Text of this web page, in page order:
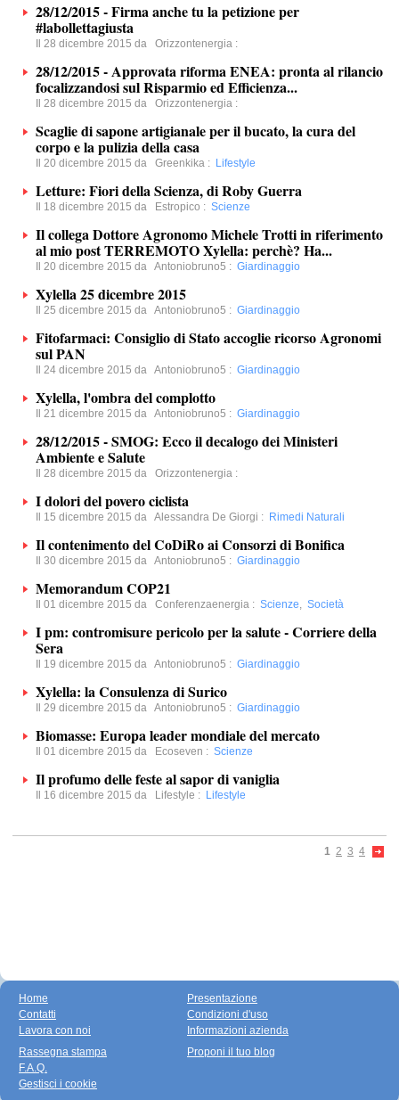
28/12/2015 - Firma anche tu la petizione per
#labollettagiusta
Il 28 dicembre 2015 da Orizzontenergia :
28/12/2015 - Approvata riforma ENEA: pronta al rilancio
focalizzandosi sul Risparmio ed Efficienza...
Il 28 dicembre 2015 da Orizzontenergia :
Scaglie di sapone artigianale per il bucato, la cura del
corpo e la pulizia della casa
Il 20 dicembre 2015 da Greenkika : Lifestyle
Letture: Fiori della Scienza, di Roby Guerra
Il 18 dicembre 2015 da Estropico : Scienze
Il collega Dottore Agronomo Michele Trotti in riferimento
al mio post TERREMOTO Xylella: perchè? Ha...
Il 20 dicembre 2015 da Antoniobruno5 : Giardinaggio
Xylella 25 dicembre 2015
Il 25 dicembre 2015 da Antoniobruno5 : Giardinaggio
Fitofarmaci: Consiglio di Stato accoglie ricorso Agronomi
sul PAN
Il 24 dicembre 2015 da Antoniobruno5 : Giardinaggio
Xylella, l'ombra del complotto
Il 21 dicembre 2015 da Antoniobruno5 : Giardinaggio
28/12/2015 - SMOG: Ecco il decalogo dei Ministeri
Ambiente e Salute
Il 28 dicembre 2015 da Orizzontenergia :
I dolori del povero ciclista
Il 15 dicembre 2015 da Alessandra De Giorgi : Rimedi Naturali
Il contenimento del CoDiRo ai Consorzi di Bonifica
Il 30 dicembre 2015 da Antoniobruno5 : Giardinaggio
Memorandum COP21
Il 01 dicembre 2015 da Conferenzaenergia : Scienze, Società
I pm: contromisure pericolo per la salute - Corriere della
Sera
Il 19 dicembre 2015 da Antoniobruno5 : Giardinaggio
Xylella: la Consulenza di Surico
Il 29 dicembre 2015 da Antoniobruno5 : Giardinaggio
Biomasse: Europa leader mondiale del mercato
Il 01 dicembre 2015 da Ecoseven : Scienze
Il profumo delle feste al sapor di vaniglia
Il 16 dicembre 2015 da Lifestyle : Lifestyle
1 2 3 4
Home
Contatti
Lavora con noi
Presentazione
Condizioni d'uso
Informazioni azienda
Rassegna stampa
F.A.Q.
Gestisci i cookie
Proponi il tuo blog